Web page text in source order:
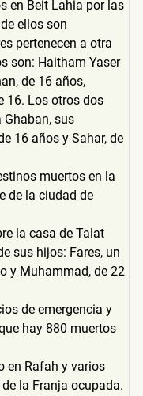
en Beit Lahia por las
ellos son
pertenecen a otra
son: Haitham Yaser
de 16 años,
16. Los otros dos
sus
16 años y Sahar, de
muertos en la
de la ciudad de
la casa de Talat
sus hijos: Fares, un
y Muhammad, de 22
de emergencia y
hay 880 muertos
en Rafah y varios
la Franja ocupada.